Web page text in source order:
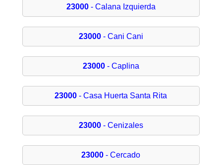
23000- Calana Izquierda
23000- Cani Cani
23000- Caplina
23000 - Casa Huerta Santa Rita
23000- Cenizales
23000 - Cercado